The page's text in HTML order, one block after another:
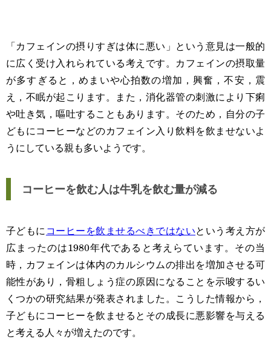
「カフェインの摂りすぎは体に悪い」という意見は一般的
に広く受け入れられている考えです。カフェインの摂取量
が多すぎると，めまいや心拍数の増加，興奮，不安，震
え，不眠が起こります。また，消化器管の刺激により下痢
や吐き気，嘔吐することもあります。そのため，自分の子
どもにコーヒーなどのカフェイン入り飲料を飲ませないよ
うにしている親も多いようです。
コーヒーを飲む人は牛乳を飲む量が減る
子どもにコーヒーを飲ませるべきではないという考え方が
広まったのは1980年代であると考えらています。その当
時，カフェインは体内のカルシウムの排出を増加させる可
能性があり，骨粗しょう症の原因になることを示唆するい
くつかの研究結果が発表されました。こうした情報から，
子どもにコーヒーを飲ませるとその成長に悪影響を与える
と考える人々が増えたのです。